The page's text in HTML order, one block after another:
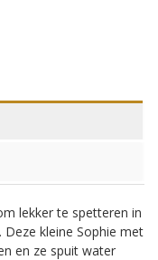
lekker te spetteren in
Deze kleine Sophie met
en ze spuit water